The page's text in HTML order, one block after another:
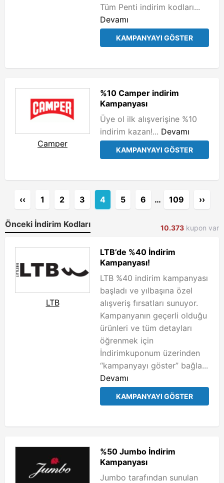
Tüm Penti indirim kodları...
Devamı
KAMPANYAYI GÖSTER
Camper
%10 Camper indirim
Kampanyası
Üye ol ilk alışverişine %10
indirim kazan!... Devamı
KAMPANYAYI GÖSTER
‹‹ 1 2 3 4 5 6 … 109 ››
Önceki İndirim Kodları 10.373 kupon var
LTB
LTB’de %40 İndirim
Kampanyası!
LTB %40 indirim kampanyası
başladı ve yılbaşına özel
alışveriş fırsatları sunuyor.
Kampanyanın geçerli olduğu
ürünleri ve tüm detayları
öğrenmek için
İndirimkuponum üzerinden
“kampanyayı göster” bağla...
Devamı
KAMPANYAYI GÖSTER
%50 Jumbo İndirim
Kampanyası
Jumbo tarafından sunulan